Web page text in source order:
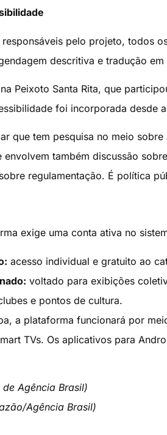
pelo projeto, todos
descritiva e tradução
Peixoto Santa Rita, que
foi incorporada desde
que tem pesquisa no meio
envolvem também discussão
regulamentação. É política
exige uma conta ativa no
acesso individual e gratuito ao
voltado para exibições
e pontos de cultura.
a plataforma funcionará por
TVs. Os aplicativos para
Agência Brasil)
Agência Brasil)